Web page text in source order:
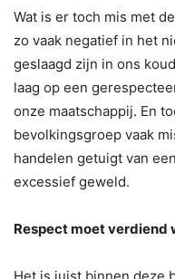
Wat is er toch mis met
zo vaak negatief in het
geslaagd zijn in ons
laag op een
onze maatschappij. En
bevolkingsgroep vaak
handelen getuigt van
excessief geweld.
Respect moet verdiend
Het is juist binnen deze